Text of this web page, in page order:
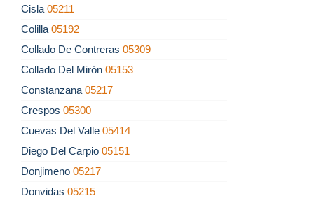
Cisla 05211
Colilla 05192
Collado De Contreras 05309
Collado Del Mirón 05153
Constanzana 05217
Crespos 05300
Cuevas Del Valle 05414
Diego Del Carpio 05151
Donjimeno 05217
Donvidas 05215